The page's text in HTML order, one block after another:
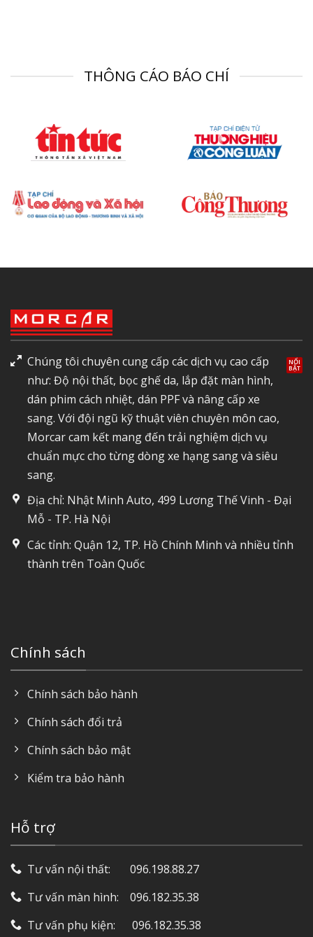
THÔNG CÁO BÁO CHÍ
Chúng tôi chuyên cung cấp các dịch vụ cao cấp
như: Độ nội thất, bọc ghế da, lắp đặt màn hình,
dán phim cách nhiệt, dán PPF và nâng cấp xe
sang. Với đội ngũ kỹ thuật viên chuyên môn cao,
Morcar cam kết mang đến trải nghiệm dịch vụ
chuẩn mực cho từng dòng xe hạng sang và siêu
sang.
Địa chỉ: Nhật Minh Auto, 499 Lương Thế Vinh - Đại
Mỗ - TP. Hà Nội
Các tỉnh: Quận 12, TP. Hồ Chính Minh và nhiều tỉnh
thành trên Toàn Quốc
Chính sách
Chính sách bảo hành
Chính sách đổi trả
Chính sách bảo mật
Kiểm tra bảo hành
Hỗ trợ
Tư vấn nội thất: ‎ ‎ ‎ ‎ ‎ ‎ 096.198.88.27
Tư vấn màn hình: ‎ ‎ ‎ 096.182.35.38
Tư vấn phụ kiện: ‎ ‎ ‎ ‎‎ ‎ 096.182.35.38